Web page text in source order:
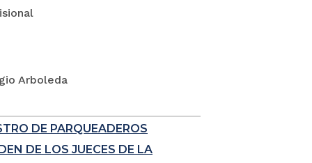
Arboleda
DE PARQUEADEROS
DE LOS JUECES DE LA